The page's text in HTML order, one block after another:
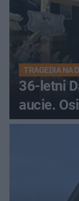
TRAGEDIA NA
36-letni
aucie.